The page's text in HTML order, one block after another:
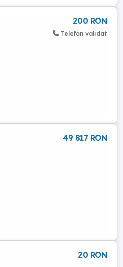
200 RON
Telefon validat
49 817 RON
20 RON